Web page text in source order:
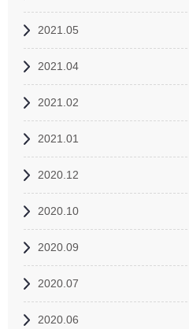
2021.05
2021.04
2021.02
2021.01
2020.12
2020.10
2020.09
2020.07
2020.06